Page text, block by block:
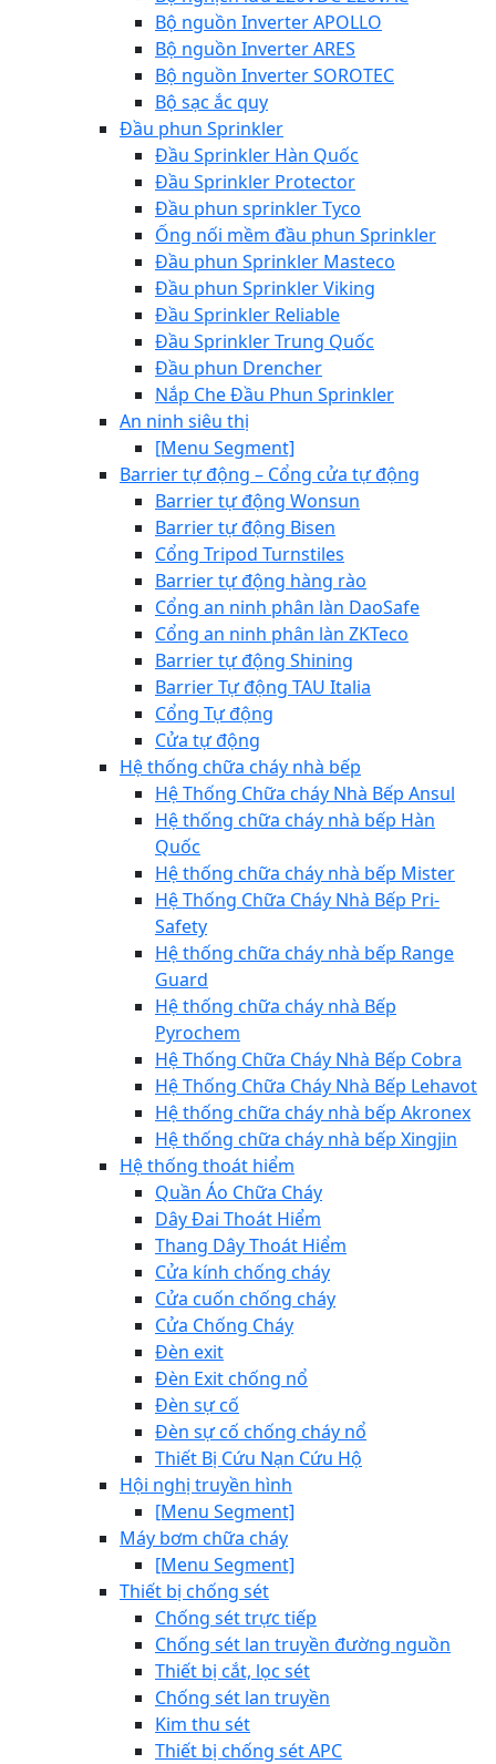
Bộ nguồn Inverter APOLLO
Bộ nguồn Inverter ARES
Bộ nguồn Inverter SOROTEC
Bộ sạc ắc quy
Đầu phun Sprinkler
Đầu Sprinkler Hàn Quốc
Đầu Sprinkler Protector
Đầu phun sprinkler Tyco
Ống nối mềm đầu phun Sprinkler
Đầu phun Sprinkler Masteco
Đầu phun Sprinkler Viking
Đầu Sprinkler Reliable
Đầu Sprinkler Trung Quốc
Đầu phun Drencher
Nắp Che Đầu Phun Sprinkler
An ninh siêu thị
[Menu Segment]
Barrier tự động – Cổng cửa tự động
Barrier tự động Wonsun
Barrier tự động Bisen
Cổng Tripod Turnstiles
Barrier tự động hàng rào
Cổng an ninh phân làn DaoSafe
Cổng an ninh phân làn ZKTeco
Barrier tự động Shining
Barrier Tự động TAU Italia
Cổng Tự động
Cửa tự động
Hệ thống chữa cháy nhà bếp
Hệ Thống Chữa cháy Nhà Bếp Ansul
Hệ thống chữa cháy nhà bếp Hàn
Quốc
Hệ thống chữa cháy nhà bếp Mister
Hệ Thống Chữa Cháy Nhà Bếp Pri-
Safety
Hệ thống chữa cháy nhà bếp Range
Guard
Hệ thống chữa cháy nhà Bếp
Pyrochem
Hệ Thống Chữa Cháy Nhà Bếp Cobra
Hệ Thống Chữa Cháy Nhà Bếp Lehavot
Hệ thống chữa cháy nhà bếp Akronex
Hệ thống chữa cháy nhà bếp Xingjin
Hệ thống thoát hiểm
Quần Áo Chữa Cháy
Dây Đai Thoát Hiểm
Thang Dây Thoát Hiểm
Cửa kính chống cháy
Cửa cuốn chống cháy
Cửa Chống Cháy
Đèn exit
Đèn Exit chống nổ
Đèn sự cố
Đèn sự cố chống cháy nổ
Thiết Bị Cứu Nạn Cứu Hộ
Hội nghị truyền hình
[Menu Segment]
Máy bơm chữa cháy
[Menu Segment]
Thiết bị chống sét
Chống sét trực tiếp
Chống sét lan truyền đường nguồn
Thiết bị cắt, lọc sét
Chống sét lan truyền
Kim thu sét
Thiết bị chống sét APC